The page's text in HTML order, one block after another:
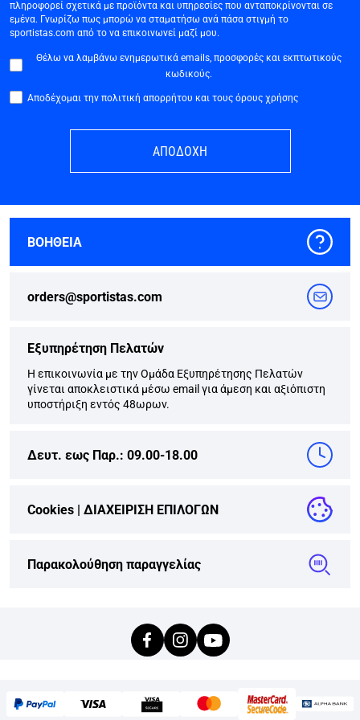
πληροφορεί σχετικά με προϊόντα και υπηρεσίες που ανταποκρίνονται σε
εμένα. Γνωρίζω πως μπορώ να σταματήσω ανά πάσα στιγμή το
sportistas.com από το να επικοινωνεί μαζί μου.
Θέλω να λαμβάνω ενημερωτικά emails, προσφορές και εκπτωτικούς
κωδικούς.
Αποδέχομαι την πολιτική απορρήτου και τους όρους χρήσης
ΑΠΟΔΟΧΗ
ΒΟΗΘΕΙΑ
orders@sportistas.com
Εξυπηρέτηση Πελατών
Η επικοινωνία με την Ομάδα Εξυπηρέτησης Πελατών
γίνεται αποκλειστικά μέσω email για άμεση και αξιόπιστη
υποστήριξη εντός 48ωρων.
Δευτ. εως Παρ.: 09.00-18.00
Cookies | ΔΙΑΧΕΙΡΙΣΗ ΕΠΙΛΟΓΩΝ
Παρακολούθηση παραγγελίας